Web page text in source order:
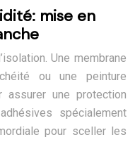
mise en
Une membrane
ou une peinture
assurer une protection
spécialement
pour sceller les